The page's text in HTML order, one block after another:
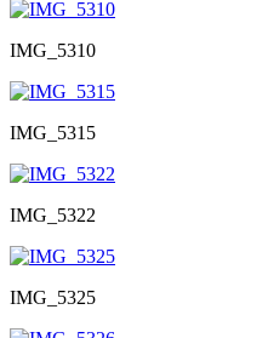
IMG_5310
IMG_5315
IMG_5322
IMG_5325